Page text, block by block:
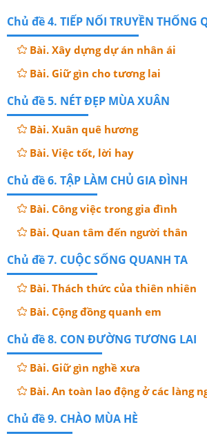
Chủ đề 4. TIẾP NỐI TRUYỀN THỐNG
Bài. Xây dựng dự án nhân ái
Bài. Giữ gìn cho tương lai
Chủ đề 5. NÉT ĐẸP MÙA XUÂN
Bài. Xuân quê hương
Bài. Việc tốt, lời hay
Chủ đề 6. TẬP LÀM CHỦ GIA ĐÌNH
Bài. Công việc trong gia đình
Bài. Quan tâm đến người thân
Chủ đề 7. CUỘC SỐNG QUANH TA
Bài. Thách thức của thiên nhiên
Bài. Cộng đồng quanh em
Chủ đề 8. CON ĐƯỜNG TƯƠNG LAI
Bài. Giữ gìn nghề xưa
Bài. An toàn lao động ở các làng
Chủ đề 9. CHÀO MÙA HÈ